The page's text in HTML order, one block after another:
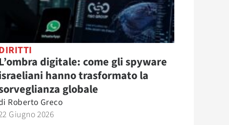
digitale: come gli spyware
hanno trasformato la
globale
Roberto Greco
Giugno 2026